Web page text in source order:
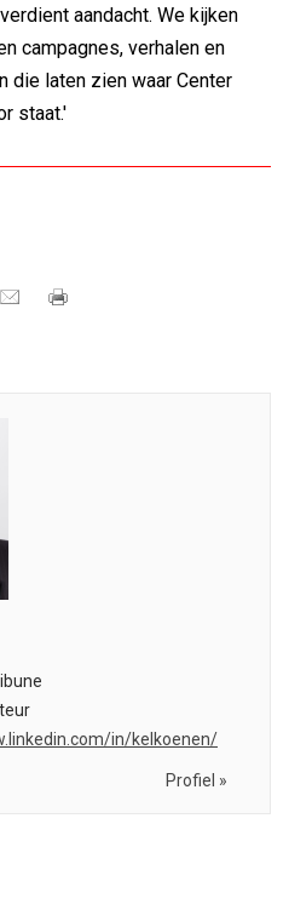
aandacht. We kijken
campagnes, verhalen en
die laten zien waar Center
staat.'
in/kelkoenen/
Profiel »